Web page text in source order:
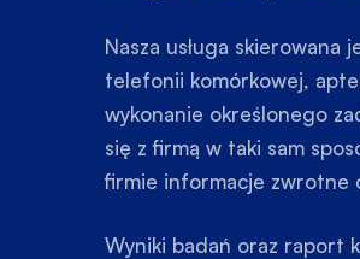
Nasza usługa
telefonii komórkowej,
wykonanie określonego
się z firmą w taki sam
firmie informacje zwrotne
Wyniki badań oraz raport